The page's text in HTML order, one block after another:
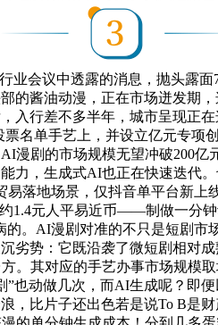
业会议中透露的消息，抛头露
的酱油动漫，正在市场迸发期
入行差不多半年，城市呈现正
票名单手艺上，并设立亿元专
漫剧的市场规模无望冲破200
力，生成式AI也正在快速迭代
易落地场景，仅抖音单平台新上
1.4元人平易近币——制做一分
的。AI漫剧对准的不只是短剧
劣势：它既沿袭了微短剧相对
。其对应的手艺办事市场规模
”也动做几次，而AI生成呢？即
，比片子还出色若是说To B是